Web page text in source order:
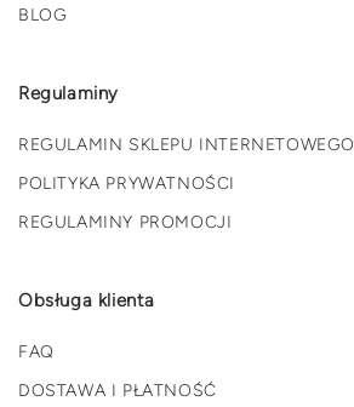
BLOG
Regulaminy
REGULAMIN SKLEPU INTERNETOWEGO
POLITYKA PRYWATNOŚCI
REGULAMINY PROMOCJI
Obsługa klienta
FAQ
DOSTAWA I PŁATNOŚĆ